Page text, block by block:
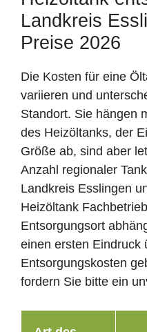
Landkreis
Preise 2026
Die Kosten für eine
variieren und
Standort. Sie hängen
des Heizöltanks, der
Größe ab, sind aber
Anzahl regionaler
Landkreis Esslingen
Heizöltank
Entsorgungsort
einen ersten Eindruck
Entsorgungskosten
fordern Sie bitte ein